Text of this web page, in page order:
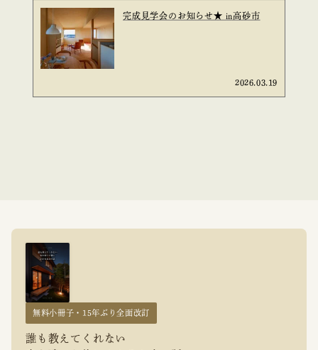
完成見学会のお知らせ★ in高砂市
2026.03.19
無料小冊子・15年ぶり全面改訂
誰も教えてくれない